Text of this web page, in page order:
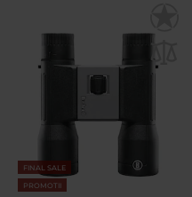
FINAL SALE
PROMOTII